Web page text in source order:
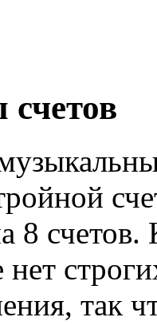
8
нет
так